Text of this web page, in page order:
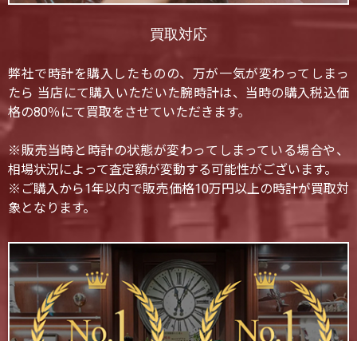
買取対応
弊社で時計を購入したものの、万が一気が変わってしまっ
たら 当店にて購入いただいた腕時計は、当時の購入税込価
格の80％にて買取をさせていただきます。
※販売当時と時計の状態が変わってしまっている場合や、
相場状況によって査定額が変動する可能性がございます。
※ご購入から1年以内で販売価格10万円以上の時計が買取対
象となります。